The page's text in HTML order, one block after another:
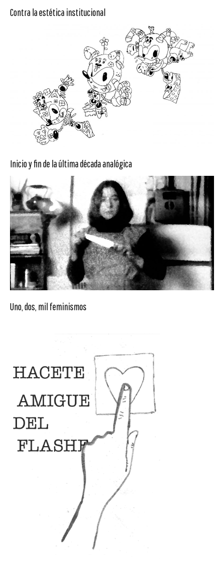
Contra la estética institucional
Inicio y fin de la última década analógica
Uno, dos, mil feminismos